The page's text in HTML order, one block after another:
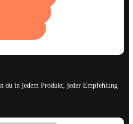
du in jedem Produkt, jeder Empfehlung